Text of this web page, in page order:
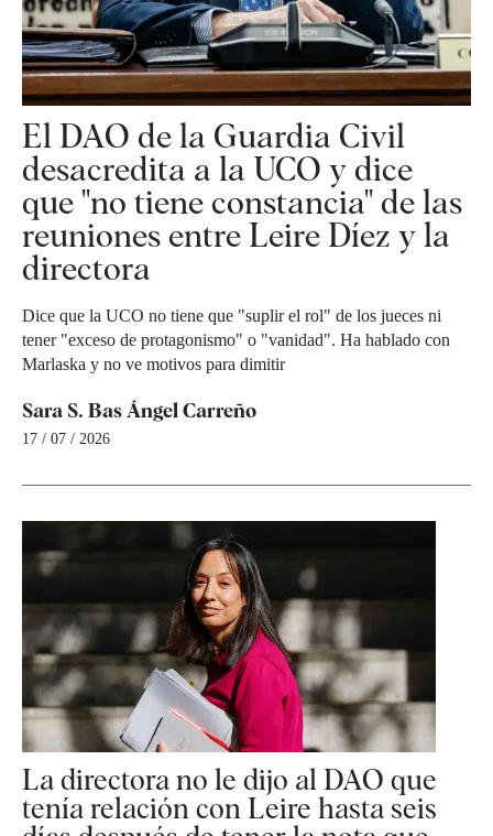
El DAO de la Guardia Civil
desacredita a la UCO y dice
que "no tiene constancia" de las
reuniones entre Leire Díez y la
directora
Dice que la UCO no tiene que "suplir el rol" de los jueces ni
tener "exceso de protagonismo" o "vanidad". Ha hablado con
Marlaska y no ve motivos para dimitir
Sara S. Bas Ángel Carreño
17 / 07 / 2026
La directora no le dijo al DAO que
tenía relación con Leire hasta seis